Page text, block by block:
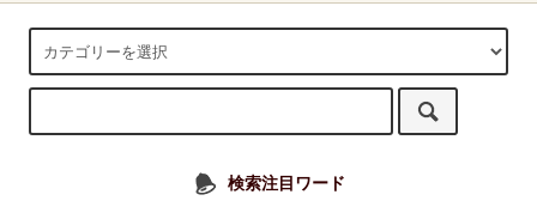
検索注目ワード